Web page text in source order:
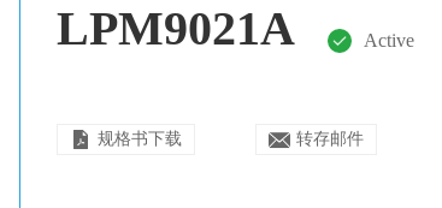
LPM9021A Active
规格书下载 转存邮件